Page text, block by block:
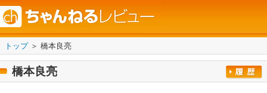
トップ＞ 橋本良亮
橋本良亮